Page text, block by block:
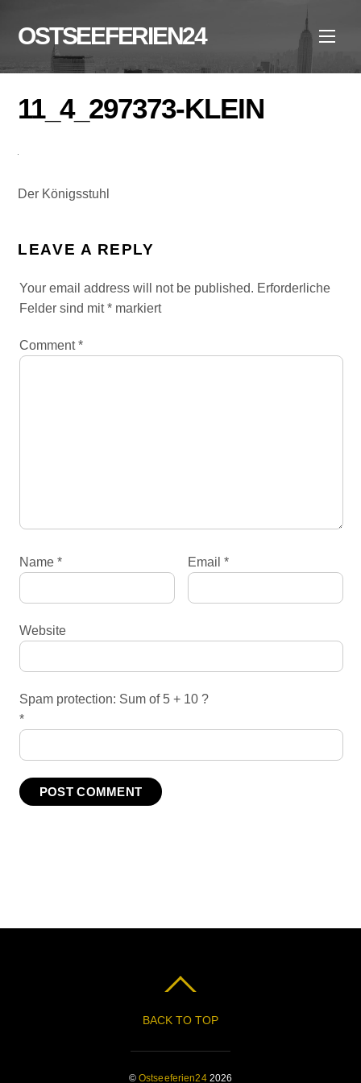
OSTSEEFERIEN24
11_4_297373-KLEIN
Der Königsstuhl
LEAVE A REPLY
Your email address will not be published. Erforderliche
Felder sind mit* markiert
Comment*
Name* Email*
Website
Spam protection: Sum of 5 + 10 ?
*
BACK TO TOP
© Ostseeferien242026